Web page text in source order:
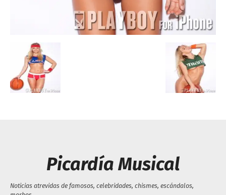
Picardía Musical
Noticias atrevidas de famosos, celebridades, chismes, escándalos,